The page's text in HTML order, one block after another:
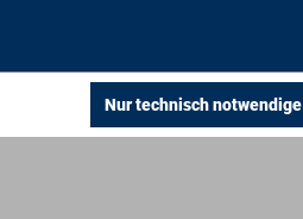
Nur technisch notwendige